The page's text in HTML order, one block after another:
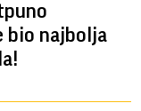
bio najbolja